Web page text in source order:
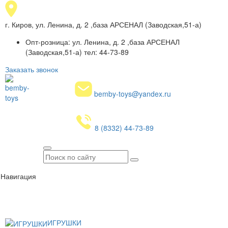
г. Киров, ул. Ленина, д. 2 ,база АРСЕНАЛ (Заводская,51-а)
Опт-розница: ул. Ленина, д. 2 ,база АРСЕНАЛ
(Заводская,51-а) тел: 44-73-89
Заказать звонок
bemby-toys@yandex.ru
8 (8332) 44-73-89
Навигация
ИГРУШКИ